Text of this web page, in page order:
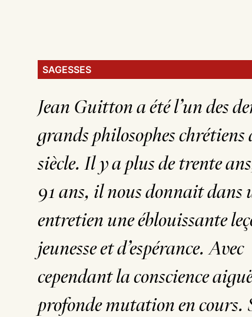
SAGESSES
Jean Guitton a été l’un des
grands philosophes
siècle. Il y a plus de trente
91 ans, il nous donnait dans
entretien une éblouissante
jeunesse et d’espérance. Avec
cependant la conscience
profonde mutation en cours.